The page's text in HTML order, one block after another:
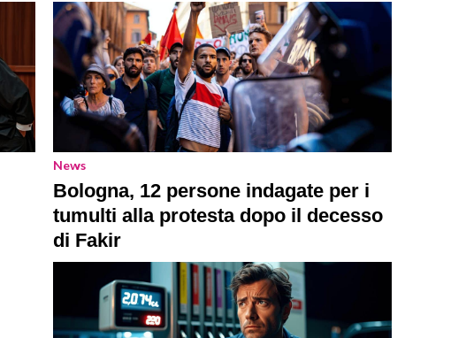
News
Bologna, 12 persone indagate per i
tumulti alla protesta dopo il decesso
di Fakir